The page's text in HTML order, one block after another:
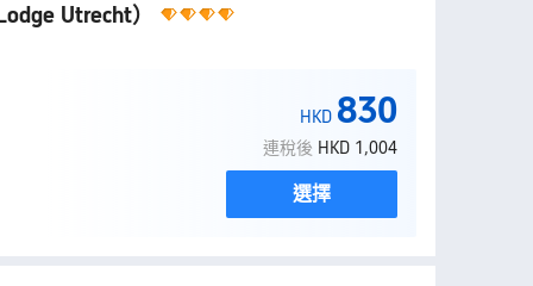
Utrecht）
HKD 830
連稅後 HKD 1,004
選擇